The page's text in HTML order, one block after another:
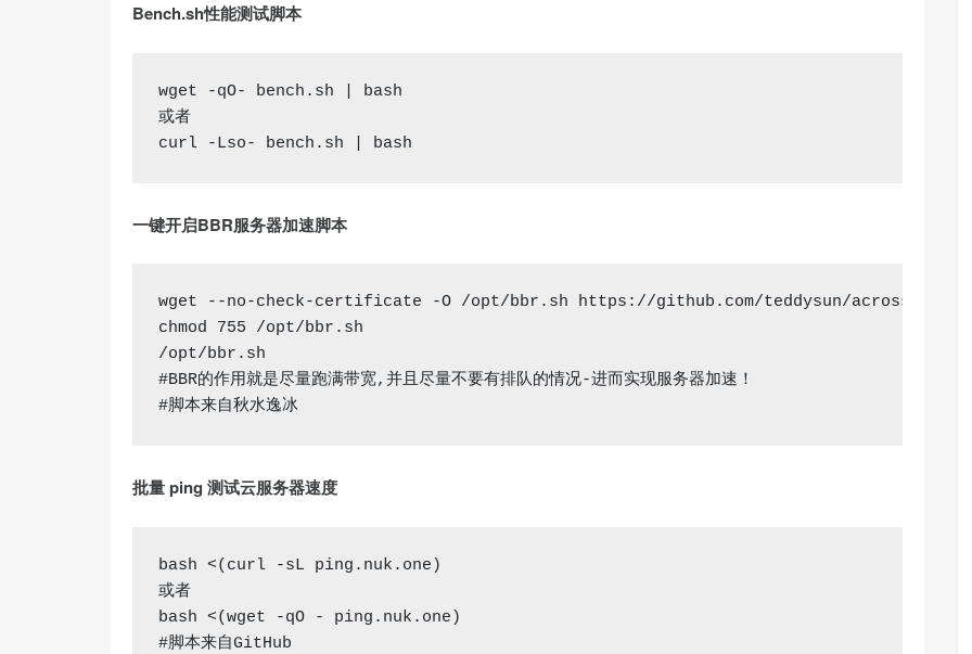
Bench.sh性能测试脚本
wget
-qO- bench.sh | bash
或者
curl
-Lso- bench.sh | bash
一键开启BBR服务器加速脚本
wget --no-check-certificate -O /opt/bbr.sh https://github.com/teddysun/across/raw/
chmod 755 /opt/bbr.sh
#BBR的作用就是尽量跑满带宽,并且尽量不要有排队的情况-进而实现服务器加速！
#脚本来自秋水逸冰
批量 ping 测试云服务器速度
bash <( curl -sL ping .nuk .one )
bash <(wget -qO - ping .nuk .one )
#脚本来自GitHub